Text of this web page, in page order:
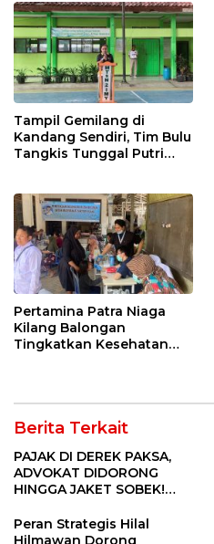
Tampil Gemilang di
Kandang Sendiri, Tim Bulu
Tangkis Tunggal Putri
Jatibarang 2026
Pertamina Patra Niaga
Kilang Balongan
Tingkatkan Kesehatan
Perawatan Gigi
Berita Terkait
PAJAK DI DEREK PAKSA,
ADVOKAT DIDORONG
HINGGA JAKET SOBEK!
Ngamuk Kepung Polresta
Pekanbaru!
Peran Strategis Hilal
Hilmawan Dorong